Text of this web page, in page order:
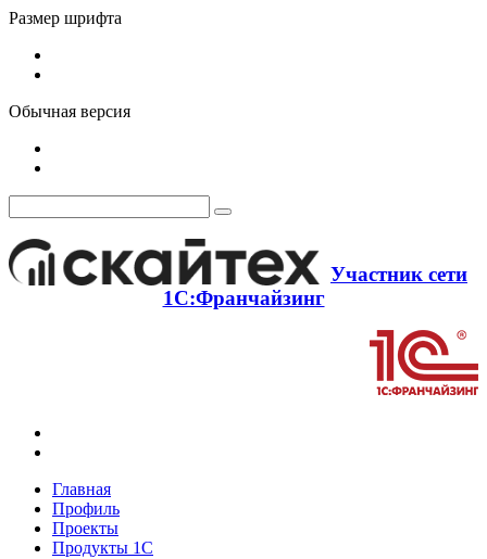
Размер шрифта
Обычная версия
Участник сети
1С:Франчайзинг
Главная
Профиль
Проекты
Продукты 1С